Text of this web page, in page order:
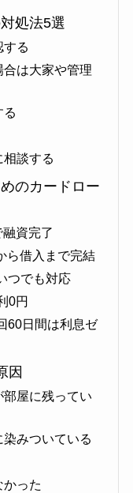
処法5選
る
は大家や管理
談する
のカードロー
資完了
ら借入まで完結
つでも対応
0円
60日間は利息ゼ
因
屋に残ってい
みついている
った